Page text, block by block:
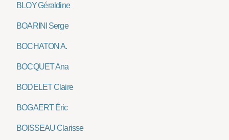
BLOY Géraldine
BOARINI Serge
BOCHATON A.
BOCQUET Ana
BODELET Claire
BOGAERT Éric
BOISSEAU Clarisse